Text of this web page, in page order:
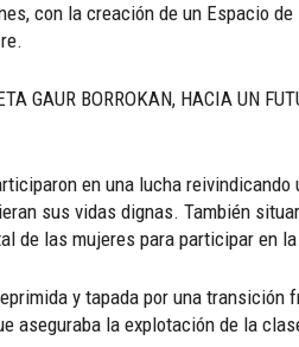
con la creación de un Espacio
GAUR BORROKAN, HACIA UN
en una lucha
sus vidas dignas. También
de las mujeres para participar en
y tapada por una
aseguraba la explotación de la